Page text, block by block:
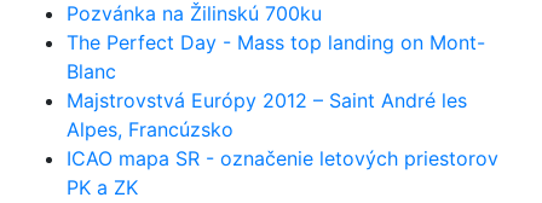
Pozvánka na Žilinskú 700ku
The Perfect Day - Mass top landing on Mont-
Blanc
Majstrovstvá Európy 2012 – Saint André les
Alpes, Francúzsko
ICAO mapa SR - označenie letových priestorov
PK a ZK